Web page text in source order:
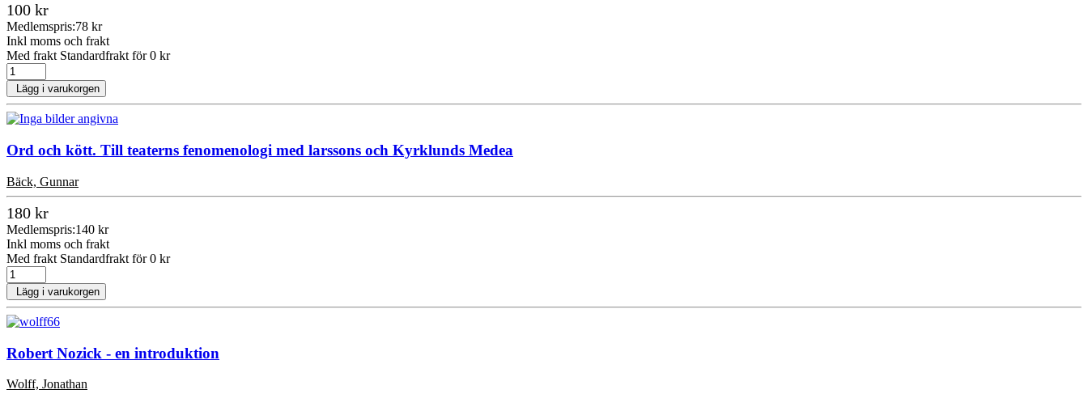
100 kr
Medlemspris:78 kr
Inkl moms och frakt
Med frakt Standardfrakt för 0 kr
Lägg i varukorgen
Ord och kött. Till teaterns fenomenologi med larssons och Kyrklunds Medea
Bäck, Gunnar
180 kr
Medlemspris:140 kr
Inkl moms och frakt
Med frakt Standardfrakt för 0 kr
Lägg i varukorgen
Robert Nozick - en introduktion
Wolff, Jonathan